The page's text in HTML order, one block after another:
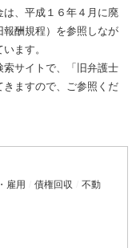
、平成１６年４月に廃
酬規程）を参照しなが
ます。
サイトで、「旧弁護士
ますので、ご参照くだ
雇用 債権回収
不動